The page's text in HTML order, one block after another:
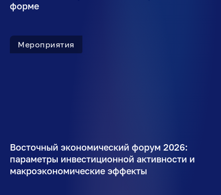
форме
Мероприятия
Восточный экономический форум 2026:
параметры инвестиционной активности и
макроэкономические эффекты